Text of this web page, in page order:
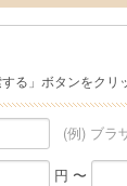
る」ボタンをクリ
(例) ブラ
円 〜